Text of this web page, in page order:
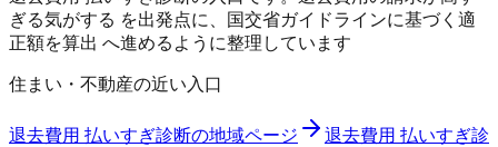
ぎる気がする を出発点に、国交省ガイドラインに基づく適
正額を算出 へ進めるように整理しています
住まい・不動産の近い入口
退去費用 払いすぎ診断の地域ページ
退去費用 払いすぎ診